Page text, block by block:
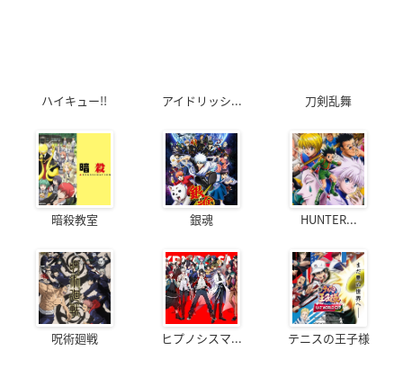
ハイキュー!! アイドリッシ... 刀剣乱舞
暗殺教室 銀魂 HUNTER...
呪術廻戦 ヒプノシスマ... テニスの王子様